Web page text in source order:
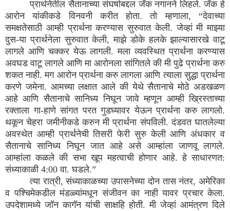
प्रार्थनेतील सैतानाच्या संघर्षाबद्दल जॅक नगानने लिहले. जॅक हे
आरोन यांकीकडे विनवनी करीत होता. तो म्हणाला, “देवाच्या
समक्षतेसाठी आम्ही प्रार्थना करण्यास सुरुवात केली. जेव्हां मी माझ्या
दुस-या प्रार्थनेला सुरुवात केली, माझे डोके हलके झाल्यासारखे वाटू
लागले आणि चक्कर येऊ लागली. मला व्यवस्थित प्रार्थना करण्यास
अवघड वाटू लागले आणि मा आरोनला सांगितले की मी पुढे प्रार्थना करु
शकत नाही. मग आरोन प्रार्थना करु लागला आणि त्याला सुद्धा प्रार्थना
करणे जमेना. आमच्या लक्षात आले की येथे सैतानाचे मोठे अडखळण
आहे आणि सैतानाचे सानिध्य निघून जावे म्हणून आम्ही ख्रिस्ताच्या
रक्ताला गा-हाणे सांगत परत गुडघ्यावर येऊन प्रार्थना करु लागलो.
थकून चेहरा जमीनीकडे करुन मी प्रार्थना संपविली. दंडवत घातलेल्या
अवस्थेत आम्ही प्रार्थनेची तिसरी फेरी सुरु केली आणि अंधकार व
सैतानाचे सानिध्य निघून जात आहे असे आम्हांला जाणवू लागले.
आम्हांला कळले की सभा खूप महत्वाची होणार आहे. हे साधारणत:
संध्याकाळी 4:00 वा. घडले.”
त्या रात्री, संध्याकाळच्या उपासनेच्या दोन तास नंतर, अमेरिका
व पश्चिमेकडील मंडळ्यांमधून संजीवन का नाही यावर प्रचार केला.
उपदेशामध्ये जॉन कागॅन यांची साक्षहि होती. मी जेव्हां आमंत्रण दिले